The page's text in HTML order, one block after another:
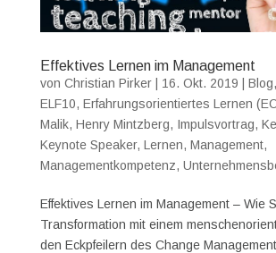
Effektives Lernen im Management
von Christian Pirker| 16. Okt. 2019 Blog,
ELF10, Erfahrungsorientiertes Lernen
Malik, Henry Mintzberg, Impulsvortrag,
Keynote Speaker, Lernen, Management,
Managementkompetenz,
Effektives Lernen im Management – Wie
Transformation mit einem
den Eckpfeilern des Change